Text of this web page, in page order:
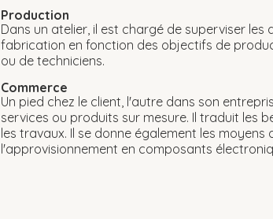
Production
Dans un atelier, il est chargé de superviser
fabrication en fonction des objectifs de
ou de techniciens.
Commerce
Un pied chez le client, l'autre dans son
services ou produits sur mesure. Il traduit les
les travaux. Il se donne également les
l'approvisionnement en composants